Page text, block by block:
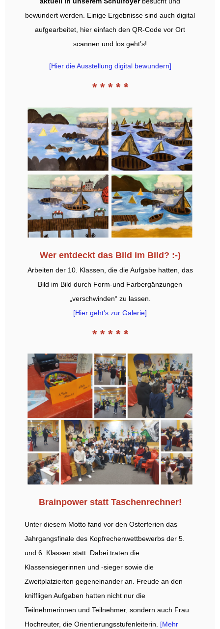
bewundert werden. Einige Ergebnisse sind auch digital
aufgearbeitet, hier einfach den QR-Code vor Ort
scannen und los geht’s!
[Hier die Ausstellung digital bewundern]
* * * * *
Wer entdeckt das Bild im Bild? :-)
Arbeiten der 10. Klassen, die die Aufgabe hatten, das
Bild im Bild durch Form-und Farbergänzungen
„verschwinden“ zu lassen.
[Hier geht's zur Galerie]
* * * * *
Brainpower statt Taschenrechner!
Unter diesem Motto fand vor den Osterferien das
Jahrgangsfinale des Kopfrechenwettbewerbs der 5.
und 6. Klassen statt. Dabei traten die
Klassensiegerinnen und -sieger sowie die
Zweitplatzierten gegeneinander an. Freude an den
kniffligen Aufgaben hatten nicht nur die
Teilnehmerinnen und Teilnehmer, sondern auch Frau
Hochreuter, die Orientierungsstufenleiterin. [Mehr